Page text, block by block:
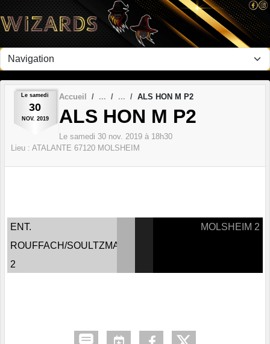
Le samedi
30
NOV. 2019
Accueil ALS HON M P2
ALS HON M P2
Le samedi 30 nov. 2019 à 18h30
Lieu : ATALANTE 67120 MOLSHEIM
ENT.
ROUFFACH/SOULTZMATT
2
MOLSHEIM 2
Panneau de gestion des cookies